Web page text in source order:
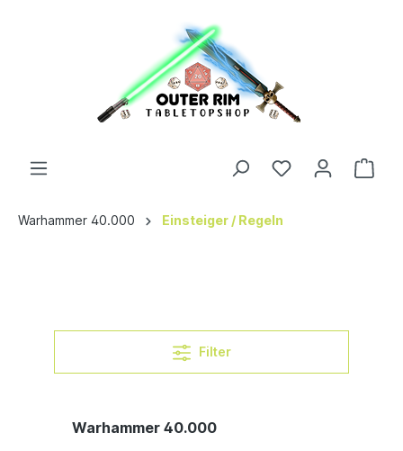
Warhammer 40.000 Einsteiger / Regeln
Filter
Warhammer 40.000